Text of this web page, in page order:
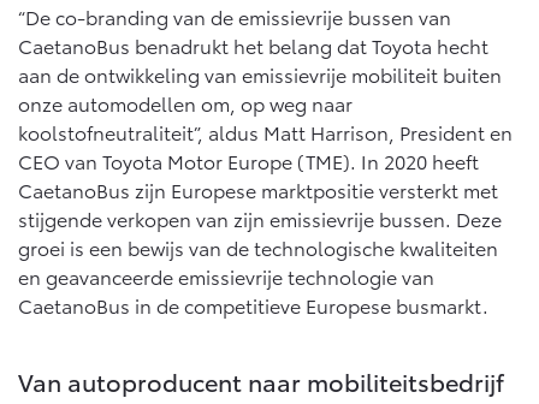
“De co-branding van de emissievrije bussen van
CaetanoBus benadrukt het belang dat Toyota hecht
aan de ontwikkeling van emissievrije mobiliteit buiten
onze automodellen om, op weg naar
koolstofneutraliteit”, aldus Matt Harrison, President en
CEO van Toyota Motor Europe (TME). In 2020 heeft
CaetanoBus zijn Europese marktpositie versterkt met
stijgende verkopen van zijn emissievrije bussen. Deze
groei is een bewijs van de technologische kwaliteiten
en geavanceerde emissievrije technologie van
CaetanoBus in de competitieve Europese busmarkt.
Van autoproducent naar mobiliteitsbedrijf